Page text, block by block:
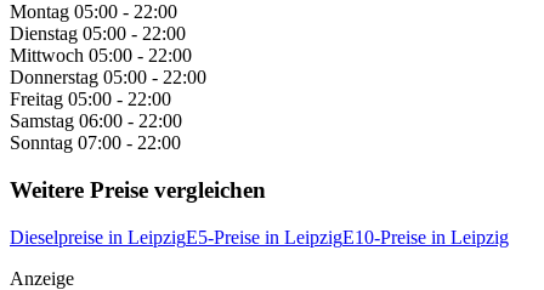
Montag 05:00 - 22:00
Dienstag 05:00 - 22:00
Mittwoch 05:00 - 22:00
Donnerstag 05:00 - 22:00
Freitag 05:00 - 22:00
Samstag 06:00 - 22:00
Sonntag 07:00 - 22:00
Weitere Preise vergleichen
Dieselpreise in LeipzigE5-Preise in LeipzigE10-Preise in Leipzig
Anzeige